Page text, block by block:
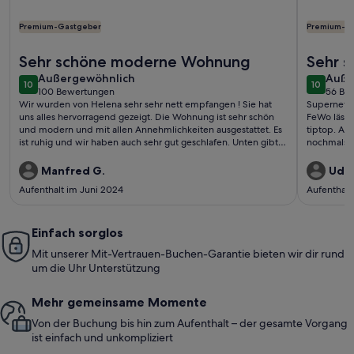
Premium-Gastgeber
Sehr schöne moderne Wohnung
1010 von 10
Außergewöhnlich
außergewöhnlich
100 Bewertungen
(100
bewertungen)
Wir wurden von Helena sehr sehr nett empfangen ! Sie hat
uns alles hervorragend gezeigt. Die Wohnung ist sehr schön
und modern und mit allen Annehmlichkeiten ausgestattet. Es
ist ruhig und wir haben auch sehr gut geschlafen. Unten gibt
mitzunehmen. Auch gibt es Supermarkt, Bäcker, Pizzeria und
vieles mehr. Die U-Bahnstation ist gleich in der Nähe.
Manfred G.
Aufenthalt im Juni 2024
Premium-
Sehr
1010 von
56
(56
FeWo
tiptop.
nochmals
Udo
Einfach sorglos
Mit unserer Mit-Vertrauen-Buchen-Garantie bieten wir dir rund
um die Uhr Unterstützung
Mehr gemeinsame Momente
Von der Buchung bis hin zum Aufenthalt – der gesamte Vorgang
ist einfach und unkompliziert